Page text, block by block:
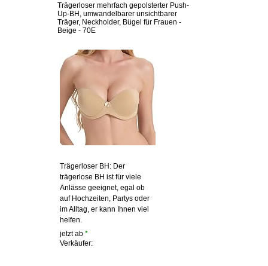
Trägerloser mehrfach gepolsterter Push-
Up-BH, umwandelbarer unsichtbarer
Träger, Neckholder, Bügel für Frauen -
Beige - 70E
Trägerloser BH: Der
trägerlose BH ist für viele
Anlässe geeignet, egal ob
auf Hochzeiten, Partys oder
im Alltag, er kann Ihnen viel
helfen.
jetzt ab *
Verkäufer: